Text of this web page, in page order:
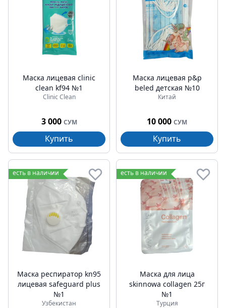
Маска лицевая clinic
clean kf94 №1
Clinic Clean
3 000 СУМ
Купить
Маска лицевая p&p
beled детская №10
Китай
10 000 СУМ
Купить
есть в наличии
Маска респиратор kn95
лицевая safeguard plus
№1
Узбекистан
есть в наличии
Маска для лица
skinnowa collagen 25г
№1
Турция